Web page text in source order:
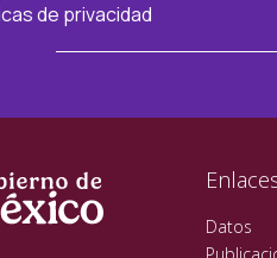
de privacidad